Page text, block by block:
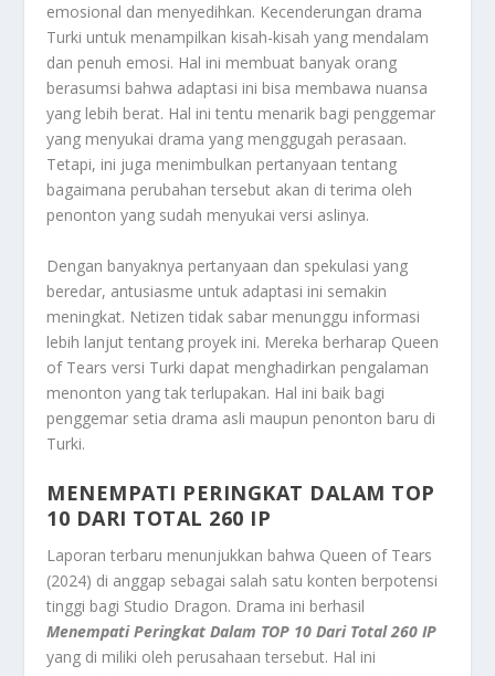
emosional dan menyedihkan. Kecenderungan drama
Turki untuk menampilkan kisah-kisah yang mendalam
dan penuh emosi. Hal ini membuat banyak orang
berasumsi bahwa adaptasi ini bisa membawa nuansa
yang lebih berat. Hal ini tentu menarik bagi penggemar
yang menyukai drama yang menggugah perasaan.
Tetapi, ini juga menimbulkan pertanyaan tentang
bagaimana perubahan tersebut akan di terima oleh
penonton yang sudah menyukai versi aslinya.
Dengan banyaknya pertanyaan dan spekulasi yang
beredar, antusiasme untuk adaptasi ini semakin
meningkat. Netizen tidak sabar menunggu informasi
lebih lanjut tentang proyek ini. Mereka berharap Queen
of Tears versi Turki dapat menghadirkan pengalaman
menonton yang tak terlupakan. Hal ini baik bagi
penggemar setia drama asli maupun penonton baru di
Turki.
MENEMPATI PERINGKAT DALAM TOP
10 DARI TOTAL 260 IP
Laporan terbaru menunjukkan bahwa Queen of Tears
(2024) di anggap sebagai salah satu konten berpotensi
tinggi bagi Studio Dragon. Drama ini berhasil
Menempati Peringkat Dalam TOP 10 Dari Total 260 IP
yang di miliki oleh perusahaan tersebut. Hal ini